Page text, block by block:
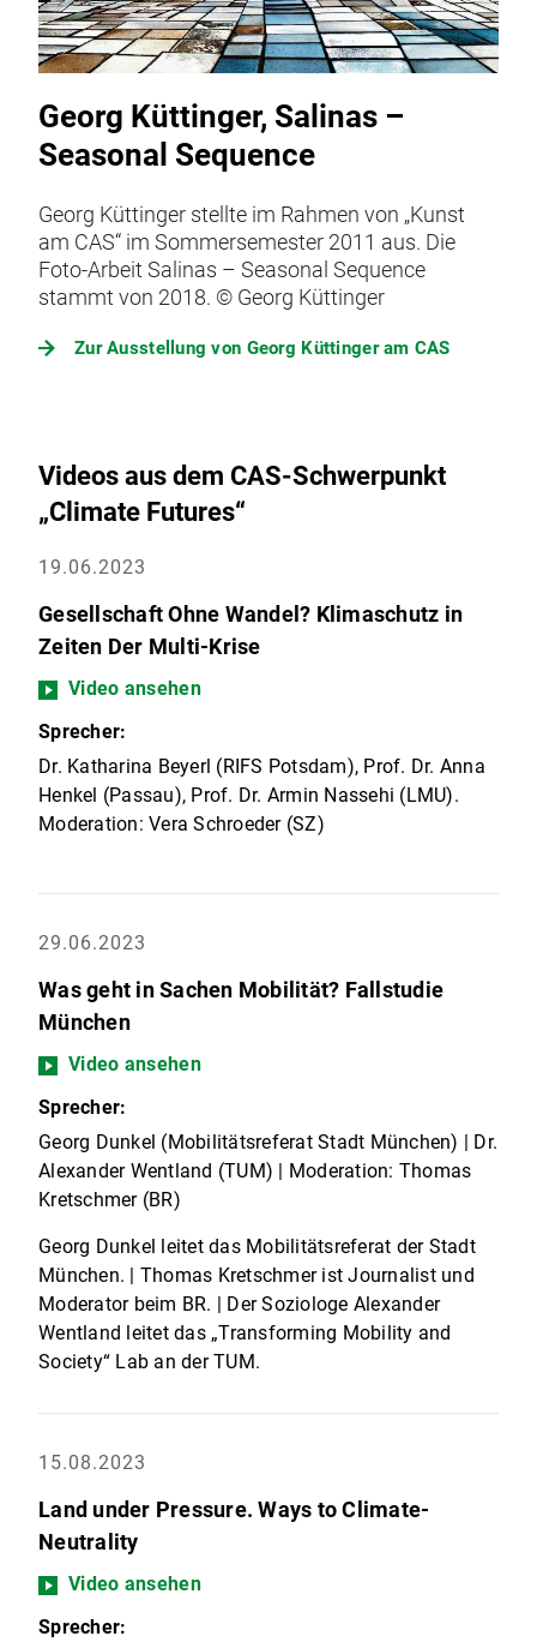
Georg Küttinger, Salinas –
Seasonal Sequence
Georg Küttinger stellte im Rahmen von „Kunst
am CAS“ im Sommersemester 2011 aus. Die
Foto-Arbeit Salinas – Seasonal Sequence
stammt von 2018. © Georg Küttinger
Zur Ausstellung von Georg Küttinger am CAS
Videos aus dem CAS-Schwerpunkt
„Climate Futures“
19.06.2023
Gesellschaft Ohne Wandel? Klimaschutz in
Zeiten Der Multi-Krise
Video ansehen
Sprecher:
Dr. Katharina Beyerl (RIFS Potsdam), Prof. Dr. Anna
Henkel (Passau), Prof. Dr. Armin Nassehi (LMU).
Moderation: Vera Schroeder (SZ)
29.06.2023
Was geht in Sachen Mobilität? Fallstudie
München
Video ansehen
Sprecher:
Georg Dunkel (Mobilitätsreferat Stadt München) | Dr.
Alexander Wentland (TUM) | Moderation: Thomas
Kretschmer (BR)
Georg Dunkel leitet das Mobilitätsreferat der Stadt
München. | Thomas Kretschmer ist Journalist und
Moderator beim BR. | Der Soziologe Alexander
Wentland leitet das „Transforming Mobility and
Society“ Lab an der TUM.
15.08.2023
Land under Pressure. Ways to Climate-
Neutrality
Video ansehen
Sprecher: